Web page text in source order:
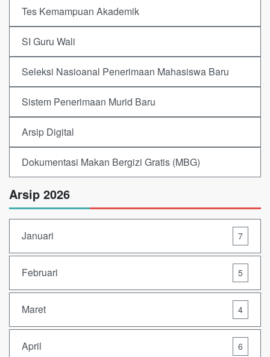
Tes Kemampuan Akademik
SI Guru Wali
Seleksi Nasioanal Penerimaan Mahasiswa Baru
Sistem Penerimaan Murid Baru
Arsip Digital
Dokumentasi Makan Bergizi Gratis (MBG)
Arsip 2026
Januari 7
Februari 5
Maret 4
April 6